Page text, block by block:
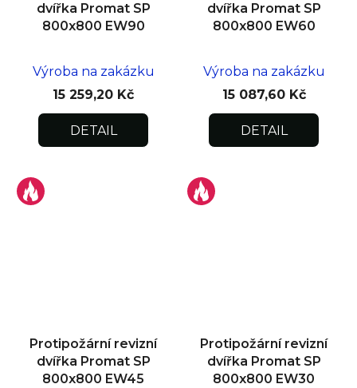
dvířka Promat SP
800x800 EW90
Výroba na zakázku
15 259,20 Kč
DETAIL
dvířka Promat SP
800x800 EW60
Výroba na zakázku
15 087,60 Kč
DETAIL
Protipožární revizní
dvířka Promat SP
800x800 EW45
Protipožární revizní
dvířka Promat SP
800x800 EW30